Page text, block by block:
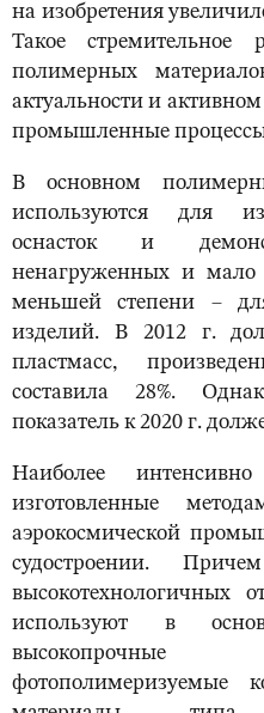
на изобретения
Такое
полимерных
актуальности и
промышленные процессы
В основном
используются для
оснасток и
ненагруженных и мало
меньшей степени –
изделий. В 2012 г.
пластмасс,
составила 28%.
показатель к 2020 г.
Наиболее
изготовленные
аэрокосмической
судостроении.
высокотехнологичных
используют в
фотополимеризуемые